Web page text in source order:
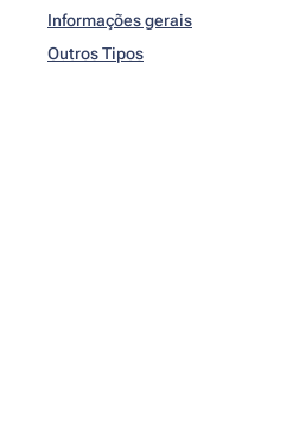
Informações gerais
Outros Tipos